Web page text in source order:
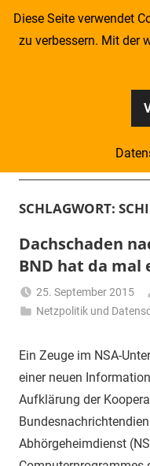
Zum
Kompass
–
Zeitung
für
Piraten
SCHLAGWORT:
Dachschaden
BND hat da
25. September 2015
Netzpolitik und
Ein Zeuge im NSA-
einer neuen
Aufklärung der
Abhörgeheimdienst
Diese Seite verwendet
zu verbessern. Mit der